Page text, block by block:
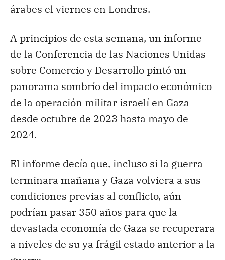
árabes el viernes en Londres.
A principios de esta semana, un informe
de la Conferencia de las Naciones Unidas
sobre Comercio y Desarrollo pintó un
panorama sombrío del impacto económico
de la operación militar israelí en Gaza
desde octubre de 2023 hasta mayo de
2024.
El informe decía que, incluso si la guerra
terminara mañana y Gaza volviera a sus
condiciones previas al conflicto, aún
podrían pasar 350 años para que la
devastada economía de Gaza se recuperara
a niveles de su ya frágil estado anterior a la